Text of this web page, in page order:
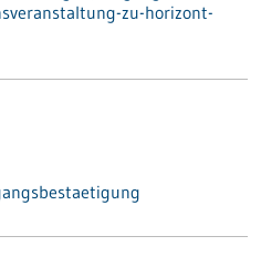
zu-horizont-